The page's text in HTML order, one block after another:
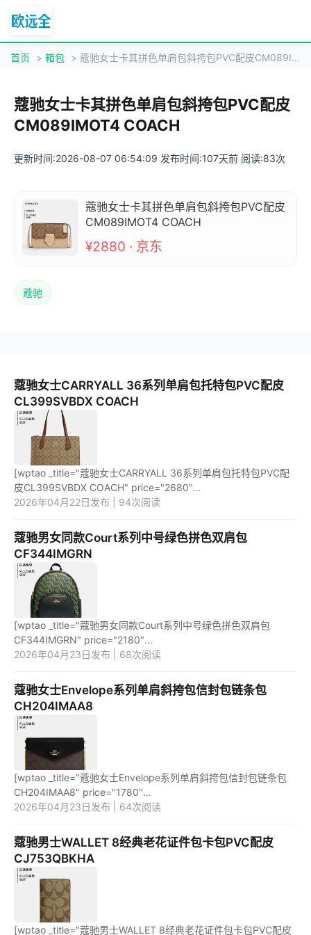
首页 > 箱包 > 蔻驰女士卡其拼色单肩包斜挎包PVC配皮CM089IMOT4 COACH
蔻驰女士卡其拼色单肩包斜挎包PVC配皮
CM089IMOT4 COACH
更新时间:2026-08-07 06:54:09 发布时间:107天前 阅读:83次
蔻驰女士卡其拼色单肩包斜挎包PVC配皮
CM089IMOT4 COACH
¥2880 · 京东
蔻驰
蔻驰女士CARRYALL 36系列单肩包托特包PVC配皮
CL399SVBDX COACH
[wptao _title="蔻驰女士CARRYALL 36系列单肩包托特包PVC配
皮CL399SVBDX COACH" price="2680"
url="https://item.jd.com/100061788718.html"
2026年04月22日发布 | 94次阅读
蔻驰男女同款Court系列中号绿色拼色双肩包
CF344IMGRN
[wptao _title="蔻驰男女同款Court系列中号绿色拼色双肩包
CF344IMGRN" price="2180"
url="https://item.jd.com/100063292397.html"
2026年04月23日发布 | 68次阅读
蔻驰女士Envelope系列单肩斜挎包信封包链条包
CH204IMAA8
[wptao _title="蔻驰女士Envelope系列单肩斜挎包信封包链条包
CH204IMAA8" price="1780"
url="https://item.jd.com/100059245246.html"
2026年04月23日发布 | 64次阅读
蔻驰男士WALLET 8经典老花证件包卡包PVC配皮
CJ753QBKHA
[wptao _title="蔻驰男士WALLET 8经典老花证件包卡包PVC配皮